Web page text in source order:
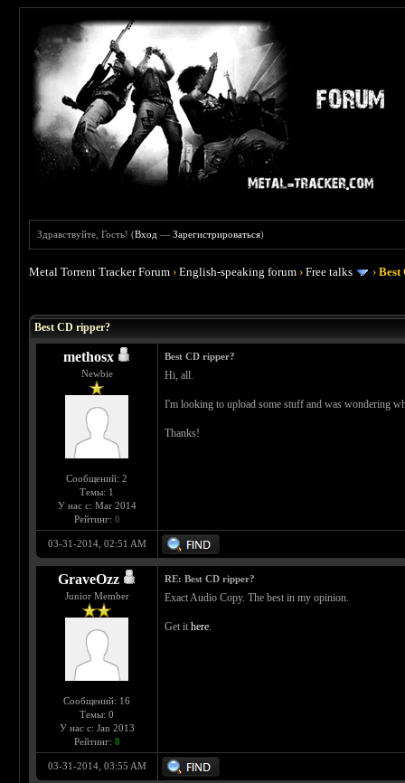
Здравствуйте, Гость! (Вход —Зарегистрироваться)
Metal Torrent Tracker Forum ›English-speaking forum ›Free talks ›Best
Best CD ripper?
methosx
Newbie
Сообщений: 2
Темы: 1
У нас с: Mar 2014
Рейтинг: 0
Best CD ripper?
Hi, all.
I'm looking to upload some stuff and was wondering
Thanks!
03-31-2014, 02:51 AM
GraveOzz
Junior Member
Сообщений: 16
Темы: 0
У нас с: Jan 2013
Рейтинг: 8
RE: Best CD ripper?
Exact Audio Copy. The best in my opinion.
Get ithere.
03-31-2014, 03:55 AM